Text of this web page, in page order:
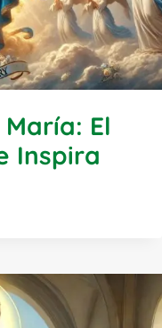
El
Inspira